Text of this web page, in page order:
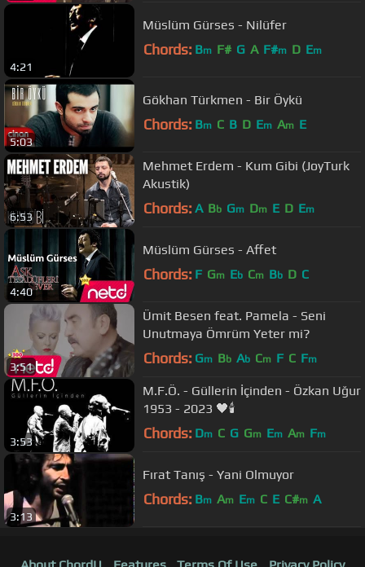
4:21
Müslüm Gürses - Nilüfer
Chords: Bm F# G A F#m D Em
5:03
Gökhan Türkmen - Bir Öykü
Chords: Bm C B D Em Am E
6:53
Mehmet Erdem - Kum Gibi (JoyTurk
Akustik)
Chords: A Bb Gm Dm E D Em
4:40
Müslüm Gürses - Affet
Chords: F Gm Eb Cm Bb D C
3:51
Ümit Besen feat. Pamela - Seni
Unutmaya Ömrüm Yeter mi?
Chords: Gm Bb Ab Cm F C Fm
3:53
M.F.Ö. - Güllerin İçinden - Özkan Uğur
1953 - 2023 🖤🕯
Chords: Dm C G Gm Em Am Fm
3:13
Fırat Tanış - Yani Olmuyor
Chords: Bm Am Em C E C#m A